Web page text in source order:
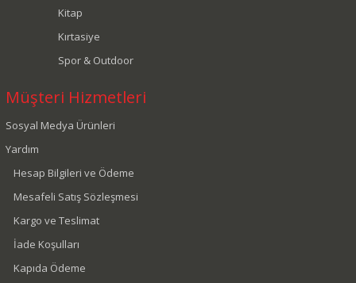
Kitap
Kırtasiye
Spor & Outdoor
Müşteri Hizmetleri
Sosyal Medya Ürünleri
Yardım
Hesap Bilgileri ve Ödeme
Mesafeli Satış Sözleşmesi
Kargo ve Teslimat
İade Koşulları
Kapıda Ödeme